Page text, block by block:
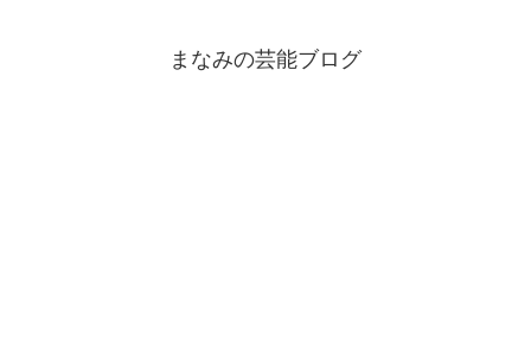
まなみの芸能ブログ